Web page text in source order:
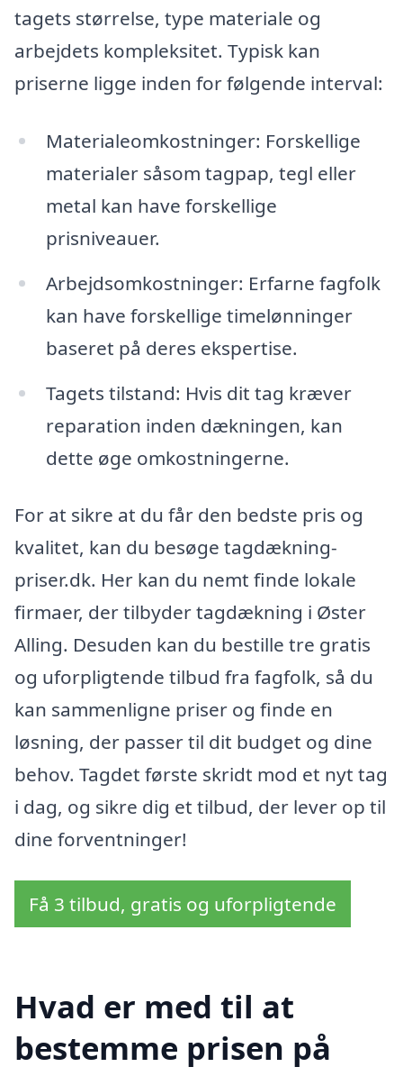
tagets størrelse, type materiale og
arbejdets kompleksitet. Typisk kan
priserne ligge inden for følgende interval:
Materialeomkostninger: Forskellige
materialer såsom tagpap, tegl eller
metal kan have forskellige
prisniveauer.
Arbejdsomkostninger: Erfarne fagfolk
kan have forskellige timelønninger
baseret på deres ekspertise.
Tagets tilstand: Hvis dit tag kræver
reparation inden dækningen, kan
dette øge omkostningerne.
For at sikre at du får den bedste pris og
kvalitet, kan du besøge tagdækning-
priser.dk. Her kan du nemt finde lokale
firmaer, der tilbyder tagdækning i Øster
Alling. Desuden kan du bestille tre gratis
og uforpligtende tilbud fra fagfolk, så du
kan sammenligne priser og finde en
løsning, der passer til dit budget og dine
behov. Tagdet første skridt mod et nyt tag
i dag, og sikre dig et tilbud, der lever op til
dine forventninger!
Få 3 tilbud, gratis og uforpligtende
Hvad er med til at
bestemme prisen på